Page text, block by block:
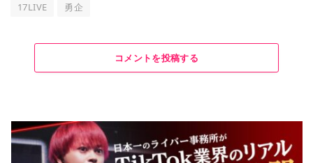
17LIVE 勇企
コメントを投稿する